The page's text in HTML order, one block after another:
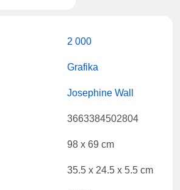
2 000
Grafika
Josephine Wall
3663384502804
98 x 69 cm
35.5 x 24.5 x 5.5 cm